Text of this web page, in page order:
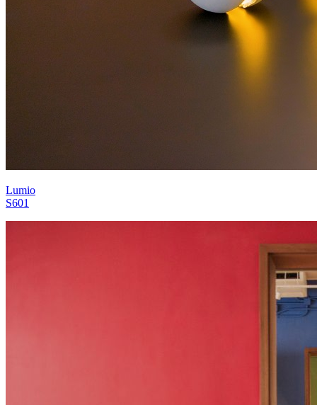
Lumio
S601